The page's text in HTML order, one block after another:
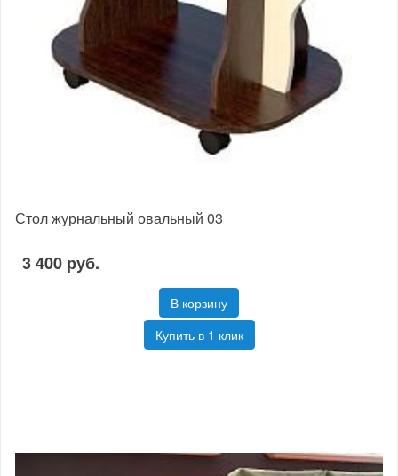
Стол журнальный овальный 03
3 400 руб.
В корзину
Купить в 1 клик